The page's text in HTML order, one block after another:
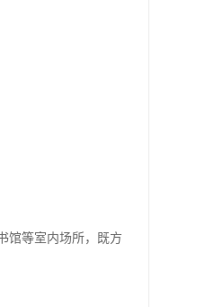
馆等室内场所，既方